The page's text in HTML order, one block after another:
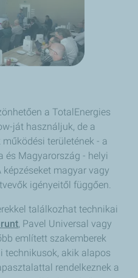
a TotalEnergies
ját használjuk, de a
területének - a
és Magyarország - helyi
magyar vagy
igényeitől függően.
találkozhat technikai
, Pavel Universal vagy
említett szakemberek
akik alapos
rendelkeznek a